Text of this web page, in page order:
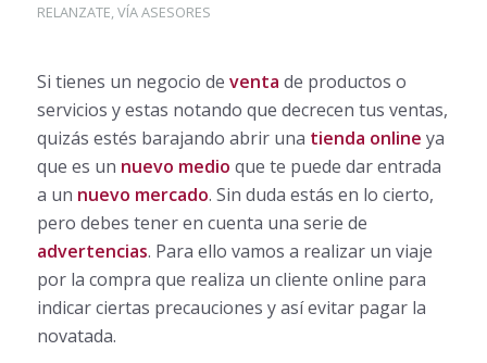
RELANZATE,VÍA ASESORES
Si tienes un negocio de venta de productos o
servicios y estas notando que decrecen tus ventas,
quizás estés barajando abrir una tienda online ya
que es un nuevo medio que te puede dar entrada
a un nuevo mercado. Sin duda estás en lo cierto,
pero debes tener en cuenta una serie de
advertencias. Para ello vamos a realizar un viaje
por la compra que realiza un cliente online para
indicar ciertas precauciones y así evitar pagar la
novatada.